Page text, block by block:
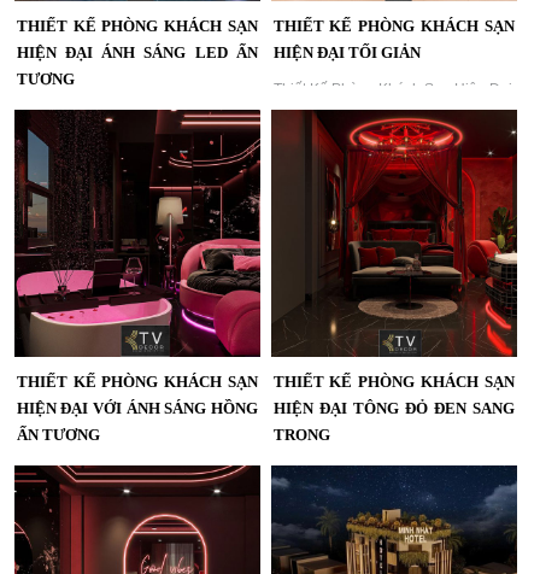
THIẾT KẾ PHÒNG KHÁCH SẠN
HIỆN ĐẠI ÁNH SÁNG LED ẤN
TƯỢNG
Thiết kế phòng khách sạn hiện đại
với ánh sáng LED xanh tinh tế và bố
cục nội thất sang trọng do KTV
GROUP thiết kế thi công....
THIẾT KẾ PHÒNG KHÁCH SẠN
HIỆN ĐẠI TỐI GIẢN
Thiết Kế Phòng Khách Sạn Hiện Đại
Tối Giản – Không Gian Nghỉ Dưỡng
Ấm Áp & Tinh Tế | KTV GROUP...
THIẾT KẾ PHÒNG KHÁCH SẠN
HIỆN ĐẠI VỚI ÁNH SÁNG HỒNG
ẤN TƯỢNG
Thiết Kế Phòng Khách Sạn Hiện Đại
Với Ánh Sáng Hồng Ấn Tượng | KTV
GROUP...
THIẾT KẾ PHÒNG KHÁCH SẠN
HIỆN ĐẠI TÔNG ĐỎ ĐEN SANG
TRỌNG
Thiết kế phòng khách sạn cao cấp
tông đỏ đen hiện đại, kết hợp ánh
sáng ấm áp và nội thất sang trọng...